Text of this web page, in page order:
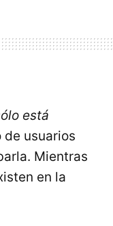
está
de usuarios
Mientras
en la